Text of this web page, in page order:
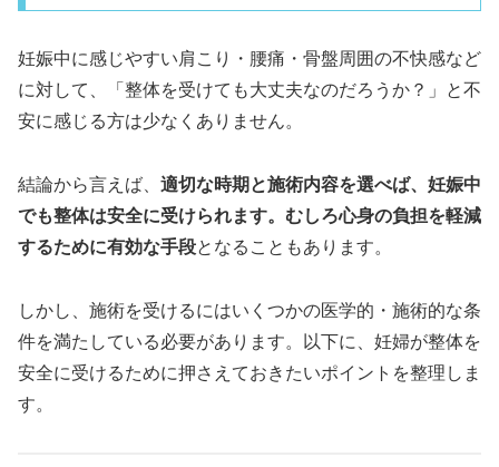
妊娠中に感じやすい肩こり・腰痛・骨盤周囲の不快感など
に対して、「整体を受けても大丈夫なのだろうか？」と不
安に感じる方は少なくありません。
結論から言えば、 適切な時期と施術内容を選べば、妊娠中
でも整体は安全に受けられます。むしろ心身の負担を軽減
するために有効な手段となることもあります。
しかし、施術を受けるにはいくつかの医学的・施術的な条
件を満たしている必要があります。以下に、妊婦が整体を
安全に受けるために押さえておきたいポイントを整理しま
す。